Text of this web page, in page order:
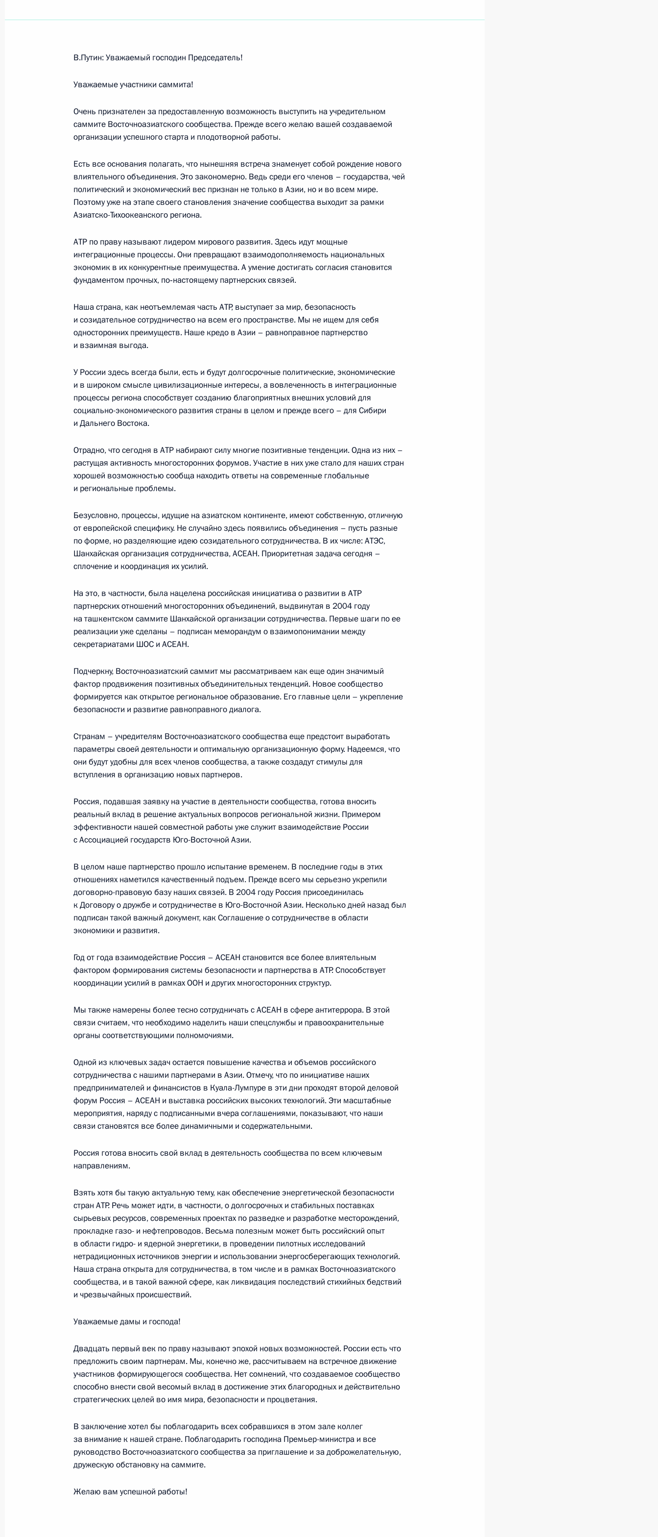
Саммит Россия – АСЕАН
Демократической Республики Тхонглуном Сисулитом
19 мая 2016 года, 20:45
АСЕАН
19 мая 2016 года, 19:15
19 мая 2016 года, 17:40
19 мая 2016 года, 16:45
Встреча с Премьер-министром Малайзии Наджибом Разаком
Встреча с Премьер-министром Камбоджи Хун Сеном
Беседа с Премьер-министром Королевства Таиланд Праютом
Чан-Очой
Встреча с Султаном Государства Бруней-Даруссалам Хассаналом
Болкиахом
Встреча с Президентом Республики Союз Мьянма Тхин Чжо
19 мая 2016 года, 12:50
Обращение Президента России к участникам саммита Россия –
АСЕАН
Подписан закон о ратификации Третьего протокола о внесении
изменений в Договор о дружбе и сотрудничестве в Юго-
7 мая 2011 года, 10:30
Саммит Россия – АСЕАН
Выступление на саммите Восточноазиатского сообщества
Россия — АСЕАН
13 декабря 2005 года, 20:16
Президент России и руководители государств-членов АСЕАН
приняли Совместную декларацию о развитом и всеобъемлющем
13 декабря 2005 года, 12:25
Встреча с военнослужащими Военно-Морского Флота
26 июля 2026 года
Разделы сайта
События
Структура
Видео и фото
Документы
Поиск
Для СМИ
Информационные
Президент России
Текущий ресурс
Конституция России
Государственная
символика
Президент России —
гражданам школьного
Кремлю
личный сайт
MAX
ВКонтакте
Rutube
Telegram-канал
О портале
Об использовании
информации сайта
В.Путин: Уважаемый господин Председатель!
Уважаемые участники саммита!
Очень признателен за предоставленную возможность выступить на учредительном
саммите Восточноазиатского сообщества. Прежде всего желаю вашей создаваемой
организации успешного старта и плодотворной работы.
Есть все основания полагать, что нынешняя встреча знаменует собой рождение нового
влиятельного объединения. Это закономерно. Ведь среди его членов – государства, чей
политический и экономический вес признан не только в Азии, но и во всем мире.
Поэтому уже на этапе своего становления значение сообщества выходит за рамки
Азиатско-Тихоокеанского региона.
АТР по праву называют лидером мирового развития. Здесь идут мощные
интеграционные процессы. Они превращают взаимодополняемость национальных
экономик в их конкурентные преимущества. А умение достигать согласия становится
фундаментом прочных, по‑настоящему партнерских связей.
Наша страна, как неотъемлемая часть АТР, выступает за мир, безопасность
и созидательное сотрудничество на всем его пространстве. Мы не ищем для себя
односторонних преимуществ. Наше кредо в Азии – равноправное партнерство
и взаимная выгода.
У России здесь всегда были, есть и будут долгосрочные политические, экономические
и в широком смысле цивилизационные интересы, а вовлеченность в интеграционные
процессы региона способствует созданию благоприятных внешних условий для
социально-экономического развития страны в целом и прежде всего – для Сибири
и Дальнего Востока.
Отрадно, что сегодня в АТР набирают силу многие позитивные тенденции. Одна из них –
растущая активность многосторонних форумов. Участие в них уже стало для наших стран
хорошей возможностью сообща находить ответы на современные глобальные
и региональные проблемы.
Безусловно, процессы, идущие на азиатском континенте, имеют собственную, отличную
от европейской специфику. Не случайно здесь появились объединения – пусть разные
по форме, но разделяющие идею созидательного сотрудничества. В их числе: АТЭС,
Шанхайская организация сотрудничества, АСЕАН. Приоритетная задача сегодня –
сплочение и координация их усилий.
На это, в частности, была нацелена российская инициатива о развитии в АТР
партнерских отношений многосторонних объединений, выдвинутая в 2004 году
на ташкентском саммите Шанхайской организации сотрудничества. Первые шаги по ее
реализации уже сделаны – подписан меморандум о взаимопонимании между
секретариатами ШОС и АСЕАН.
Подчеркну, Восточноазиатский саммит мы рассматриваем как еще один значимый
фактор продвижения позитивных объединительных тенденций. Новое сообщество
формируется как открытое региональное образование. Его главные цели – укрепление
безопасности и развитие равноправного диалога.
Странам – учредителям Восточноазиатского сообщества еще предстоит выработать
параметры своей деятельности и оптимальную организационную форму. Надеемся, что
они будут удобны для всех членов сообщества, а также создадут стимулы для
вступления в организацию новых партнеров.
Россия, подавшая заявку на участие в деятельности сообщества, готова вносить
реальный вклад в решение актуальных вопросов региональной жизни. Примером
эффективности нашей совместной работы уже служит взаимодействие России
с Ассоциацией государств Юго-Восточной Азии.
В целом наше партнерство прошло испытание временем. В последние годы в этих
отношениях наметился качественный подъем. Прежде всего мы серьезно укрепили
договорно-правовую базу наших связей. В 2004 году Россия присоединилась
к Договору о дружбе и сотрудничестве в Юго-Восточной Азии. Несколько дней назад был
подписан такой важный документ, как Соглашение о сотрудничестве в области
экономики и развития.
Год от года взаимодействие Россия – АСЕАН становится все более влиятельным
фактором формирования системы безопасности и партнерства в АТР. Способствует
координации усилий в рамках ООН и других многосторонних структур.
Мы также намерены более тесно сотрудничать с АСЕАН в сфере антитеррора. В этой
связи считаем, что необходимо наделить наши спецслужбы и правоохранительные
органы соответствующими полномочиями.
Одной из ключевых задач остается повышение качества и объемов российского
сотрудничества с нашими партнерами в Азии. Отмечу, что по инициативе наших
предпринимателей и финансистов в Куала-Лумпуре в эти дни проходят второй деловой
форум Россия – АСЕАН и выставка российских высоких технологий. Эти масштабные
мероприятия, наряду с подписанными вчера соглашениями, показывают, что наши
связи становятся все более динамичными и содержательными.
Россия готова вносить свой вклад в деятельность сообщества по всем ключевым
направлениям.
Взять хотя бы такую актуальную тему, как обеспечение энергетической безопасности
стран АТР. Речь может идти, в частности, о долгосрочных и стабильных поставках
сырьевых ресурсов, современных проектах по разведке и разработке месторождений,
прокладке газо- и нефтепроводов. Весьма полезным может быть российский опыт
в области гидро- и ядерной энергетики, в проведении пилотных исследований
нетрадиционных источников энергии и использовании энергосберегающих технологий.
Наша страна открыта для сотрудничества, в том числе и в рамках Восточноазиатского
сообщества, и в такой важной сфере, как ликвидация последствий стихийных бедствий
и чрезвычайных происшествий.
Уважаемые дамы и господа!
Двадцать первый век по праву называют эпохой новых возможностей. России есть что
предложить своим партнерам. Мы, конечно же, рассчитываем на встречное движение
участников формирующегося сообщества. Нет сомнений, что создаваемое сообщество
способно внести свой весомый вклад в достижение этих благородных и действительно
стратегических целей во имя мира, безопасности и процветания.
В заключение хотел бы поблагодарить всех собравшихся в этом зале коллег
за внимание к нашей стране. Поблагодарить господина Премьер-министра и все
руководство Восточноазиатского сообщества за приглашение и за доброжелательную,
дружескую обстановку на саммите.
Желаю вам успешной работы!